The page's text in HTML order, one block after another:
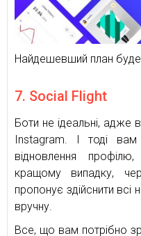
Найдешевший план
7. Social Flight
Боти не ідеальні, адже
Instagram. І тоді
відновлення
кращому випадку,
пропонує здійснити всі
вручну.
Все, що вам потрібно